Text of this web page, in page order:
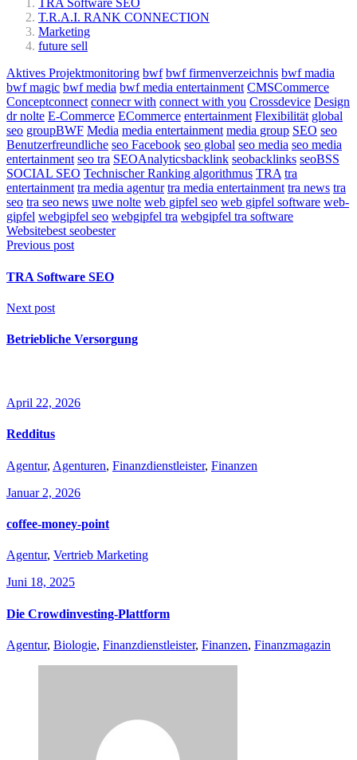
TRA Software SEO
T.R.A.I. RANK CONNECTION
Marketing
future sell
Aktives Projektmonitoring bwf bwf firmenverzeichnis bwf madia
bwf magic bwf media bwf media entertainment CMSCommerce
Conceptconnect connecr with connect with you Crossdevice Design
dr nolte E-Commerce ECommerce entertainment Flexibilität global
seo groupBWF Media media entertainment media group SEO seo
Benutzerfreundliche seo Facebook seo global seo media seo media
entertainment seo tra SEOAnalyticsbacklink seobacklinks seoBSS
SOCIAL SEO Technischer Ranking algorithmus TRA tra
entertainment tra media agentur tra media entertainment tra news tra
seo tra seo news uwe nolte web gipfel seo web gipfel software web-
gipfel webgipfel seo webgipfel tra webgipfel tra software
Websitebest seobester
Previous post
TRA Software SEO
Next post
Betriebliche Versorgung
April 22, 2026
Redditus
Agentur, Agenturen, Finanzdienstleister, Finanzen
Januar 2, 2026
coffee-money-point
Agentur, Vertrieb Marketing
Juni 18, 2025
Die Crowdinvesting-Plattform
Agentur, Biologie, Finanzdienstleister, Finanzen, Finanzmagazin